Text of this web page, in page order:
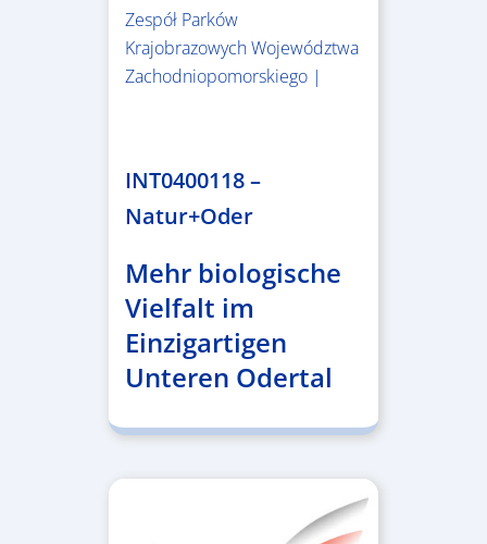
Zespół Parków
Krajobrazowych Województwa
Zachodniopomorskiego |
INT0400118 –
Natur+Oder
Mehr biologische
Vielfalt im
Einzigartigen
Unteren Odertal